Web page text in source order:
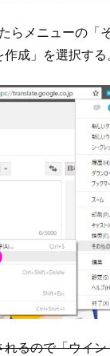
らメニューの「
作成」を選択する
れるので「ウイ